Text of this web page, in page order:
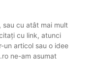
cu atât mai mult
cu link, atunci
un articol sau o idee
ne-am asumat